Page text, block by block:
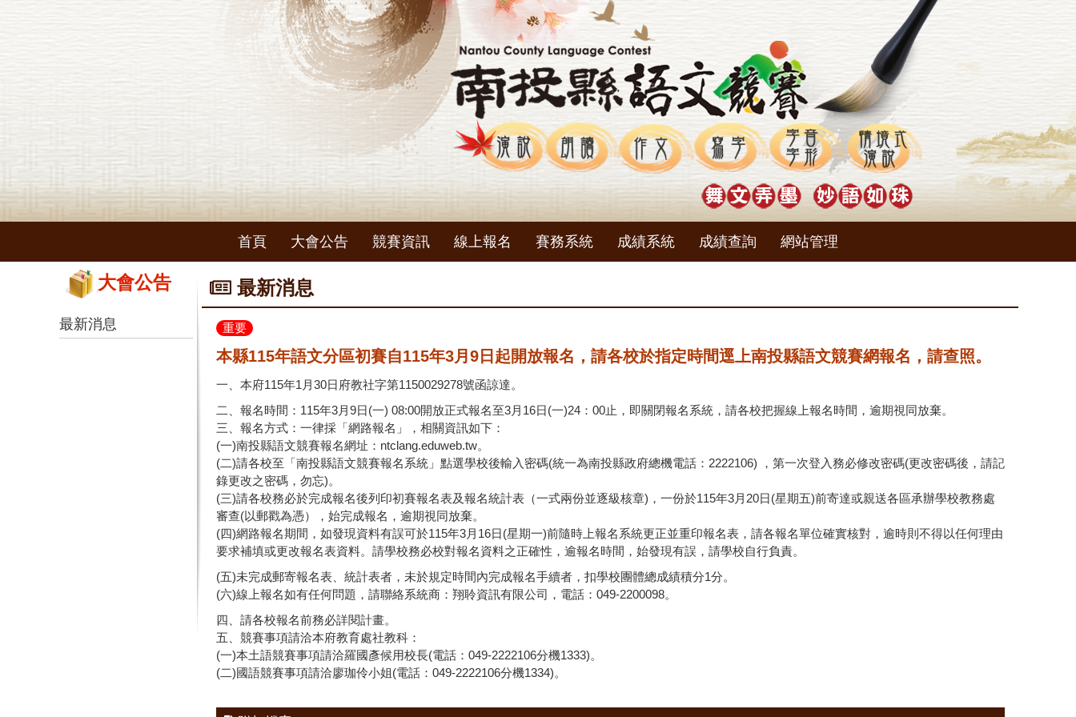
首頁 大會公告 競賽資訊 線上報名 賽務系統 成績系統 成績查詢 網站管理
大會公告
最新消息
最新消息
重要
本縣115年語文分區初賽自115年3月9日起開放報名，請各校於指定時間逕上南投縣語文競賽網報名，請查照。
一、本府115年1月30日府教社字第1150029278號函諒達。
二、報名時間：115年3月9日(一) 08:00開放正式報名至3月16日(一)24：00止，即關閉報名系統，請各校把握線上報名時間，逾期視同放棄。
三、報名方式：一律採「網路報名」，相關資訊如下：
(一)南投縣語文競賽報名網址：ntclang.eduweb.tw。
(二)請各校至「南投縣語文競賽報名系統」點選學校後輸入密碼(統一為南投縣政府總機電話：2222106) ，第一次登入務必修改密碼(更改密碼後，請記
錄更改之密碼，勿忘)。
(三)請各校務必於完成報名後列印初賽報名表及報名統計表（一式兩份並逐級核章)，一份於115年3月20日(星期五)前寄達或親送各區承辦學校教務處
審查(以郵戳為憑），始完成報名，逾期視同放棄。
(四)網路報名期間，如發現資料有誤可於115年3月16日(星期一)前隨時上報名系統更正並重印報名表，請各報名單位確實核對，逾時則不得以任何理由
要求補填或更改報名表資料。請學校務必校對報名資料之正確性，逾報名時間，始發現有誤，請學校自行負責。
(五)未完成郵寄報名表、統計表者，未於規定時間內完成報名手續者，扣學校團體總成績積分1分。
(六)線上報名如有任何問題，請聯絡系統商：翔聆資訊有限公司，電話：049-2200098。
四、請各校報名前務必詳閱計畫。
五、競賽事項請洽本府教育處社教科：
(一)本土語競賽事項請洽羅國彥候用校長(電話：049-2222106分機1333)。
(二)國語競賽事項請洽廖珈伶小姐(電話：049-2222106分機1334)。